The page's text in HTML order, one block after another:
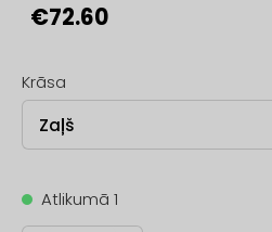
€72.60
Krāsa
Atlikumā 1